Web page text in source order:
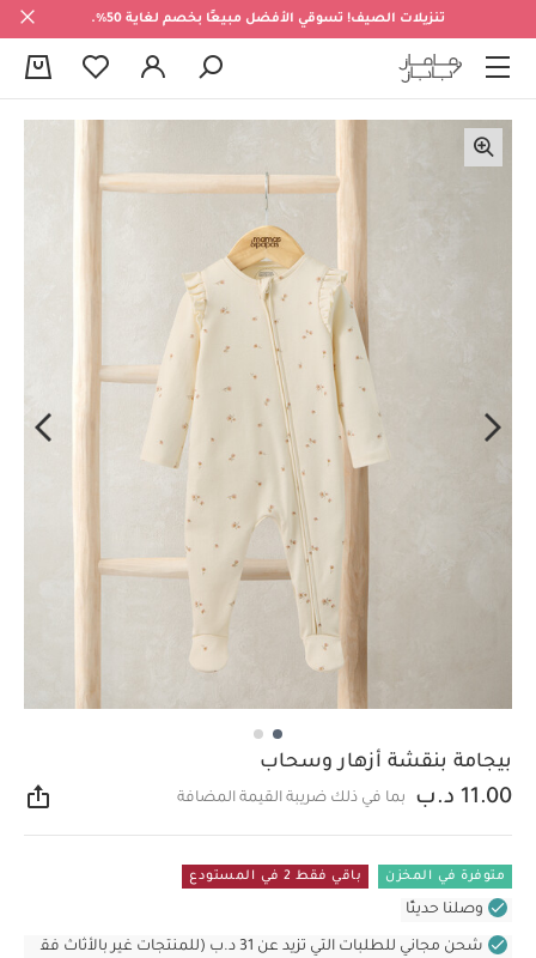
تنزيلات الصيف! تسوقي الأفضل مبيعًا بخصم لغاية 50%.
بيجامة بنقشة أزهار وسحاب
11.00 د.ب بما في ذلك ضريبة القيمة المضافة
متوفرة في المخزن باقي فقط 2 في المستودع
وصلنا حديثًا
شحن مجاني للطلبات التي تزيد عن 31 د.ب (للمنتجات غير بالأثاث فق